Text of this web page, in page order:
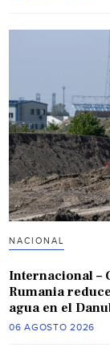
NACIONAL
Internacional –
Rumania
agua en el
06 AGOSTO 2026